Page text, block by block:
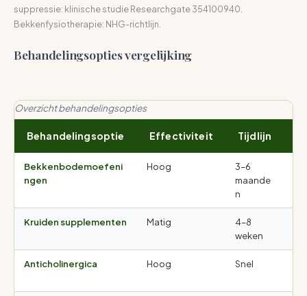
suppressie: klinische studie Researchgate 354100940.
Bekkenfysiotherapie: NHG-richtlijn.
Behandelingsopties vergelijking
Overzicht behandelingsopties
Behandelingsoptie Effectiviteit Tijdlijn
Bekkenbodemoefeni
ngen
Hoog
3–6
maande
n
Kruiden supplementen Matig
4–8
weken
Anticholinergica Hoog Snel